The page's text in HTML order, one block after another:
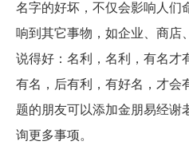
名字的好坏，不仅会影响人们
响到其它事物，如企业、商店
说得好：名利，名利，有名才
有名，后有利，有好名，才会
题的朋友可以添加金朋易经谢
询更多事项。